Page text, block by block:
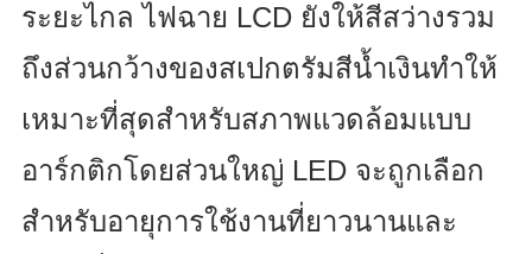
ระยะไกล ไฟฉาย LCD ยังให้สีสว่างรวม
ถึงส่วนกว้างของสเปกตรัมสีน้ำเงินทำให้
เหมาะที่สุดสำหรับสภาพแวดล้อมแบบ
อาร์กติกโดยส่วนใหญ่ LED จะถูกเลือก
สำหรับอายุการใช้งานที่ยาวนานและ